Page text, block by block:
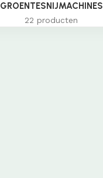
GROENTESNIJMACHINES
22 producten